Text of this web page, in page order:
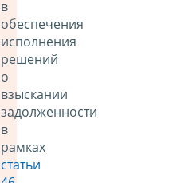
в
обеспечения
исполнения
решений
о
взыскании
задолженности
в
рамках
статьи